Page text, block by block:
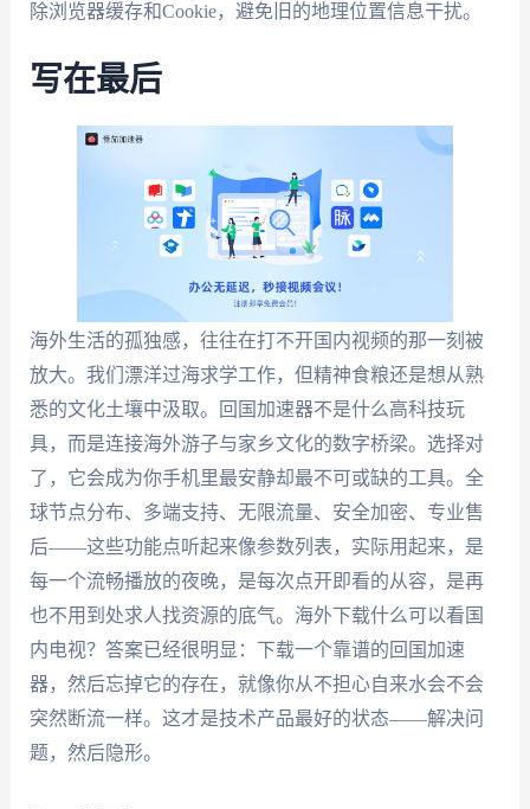
除浏览器缓存和Cookie，避免旧的地理位置信息干扰。
写在最后
海外生活的孤独感，往往在打不开国内视频的那一刻被
放大。我们漂洋过海求学工作，但精神食粮还是想从熟
悉的文化土壤中汲取。回国加速器不是什么高科技玩
具，而是连接海外游子与家乡文化的数字桥梁。选择对
了，它会成为你手机里最安静却最不可或缺的工具。全
球节点分布、多端支持、无限流量、安全加密、专业售
后——这些功能点听起来像参数列表，实际用起来，是
每一个流畅播放的夜晚，是每次点开即看的从容，是再
也不用到处求人找资源的底气。海外下载什么可以看国
内电视？答案已经很明显：下载一个靠谱的回国加速
器，然后忘掉它的存在，就像你从不担心自来水会不会
突然断流一样。这才是技术产品最好的状态——解决问
题，然后隐形。